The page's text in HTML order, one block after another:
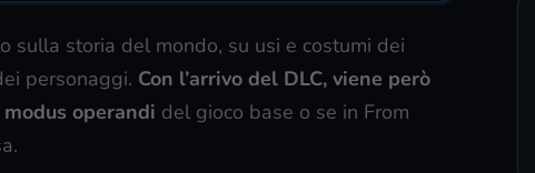
sulla storia del mondo, su usi e costumi dei
personaggi. Con l’arrivo del DLC, viene però
operandi del gioco base o se in From